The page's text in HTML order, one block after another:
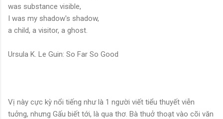
was substance visible,
I was my shadow's shadow,
a child, a visitor, a ghost.
Ursula K. Le Guin: So Far So Good
Vị này cực kỳ nổi tiếng như là 1 người viết tiểu thuyết viễn
tuởng, nhưng Gấu biết tới, là qua thơ. Bà thuở thoạt vào cõi văn